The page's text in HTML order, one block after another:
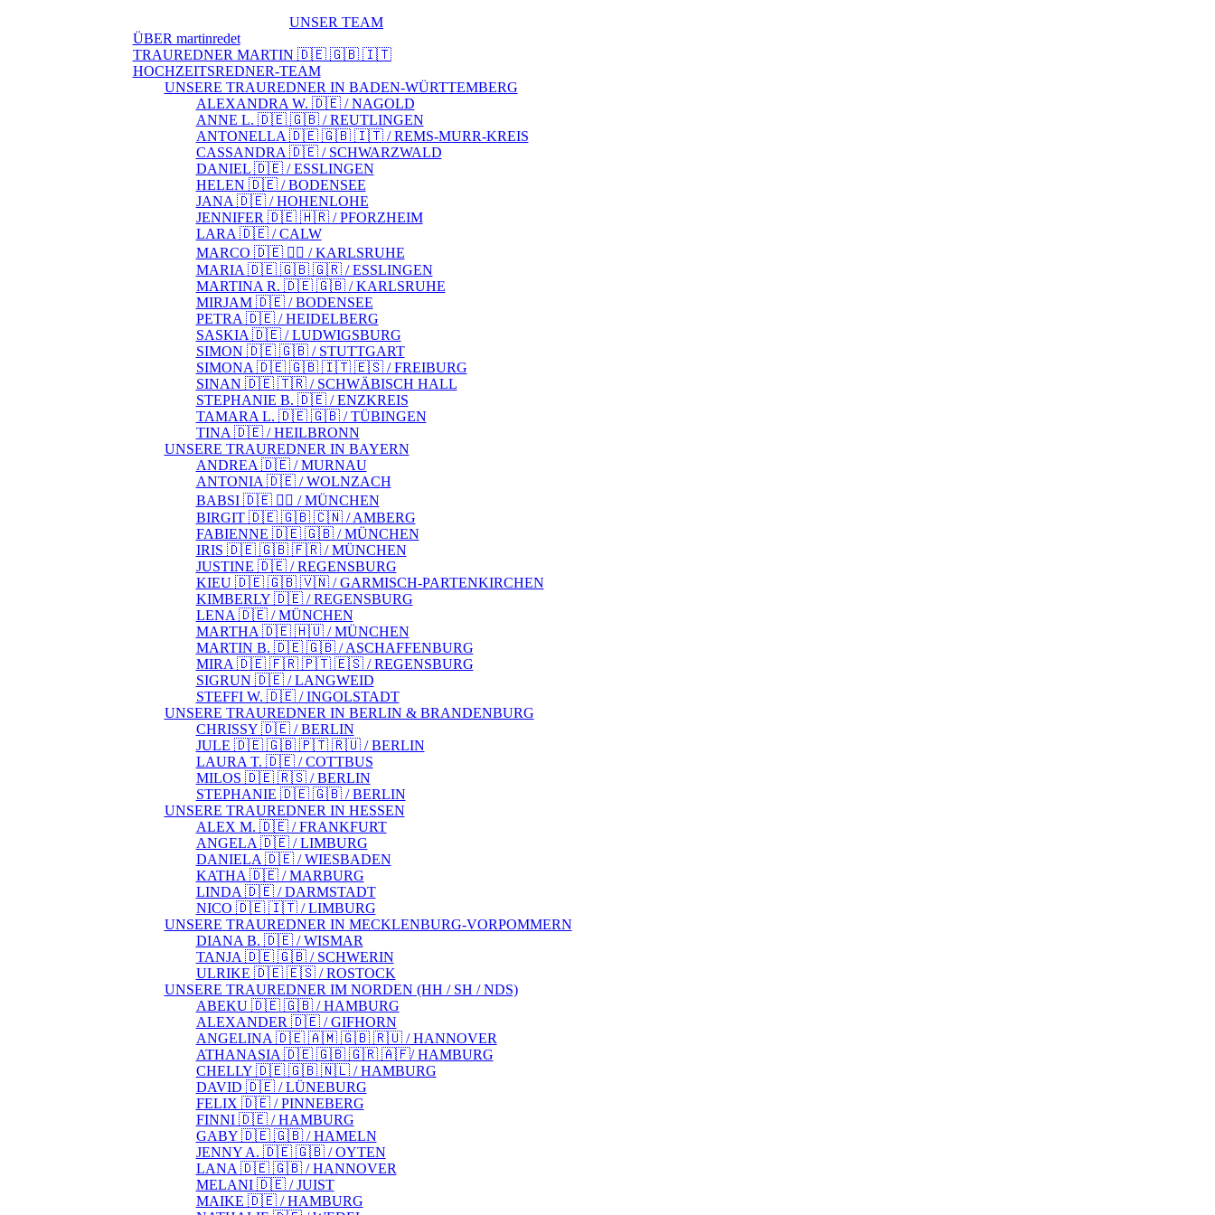
UNSER TEAM
ÜBER martinredet
TRAUREDNER MARTIN 🇩🇪 🇬🇧 🇮🇹
HOCHZEITSREDNER-TEAM
UNSERE TRAUREDNER IN BADEN-WÜRTTEMBERG
ALEXANDRA W. 🇩🇪 / NAGOLD
ANNE L. 🇩🇪 🇬🇧 / REUTLINGEN
ANTONELLA 🇩🇪 🇬🇧 🇮🇹 / REMS-MURR-KREIS
CASSANDRA 🇩🇪 / SCHWARZWALD
DANIEL 🇩🇪 / ESSLINGEN
HELEN 🇩🇪 / BODENSEE
JANA 🇩🇪 / HOHENLOHE
JENNIFER 🇩🇪 🇭🇷 / PFORZHEIM
LARA 🇩🇪 / CALW
MARCO 🇩🇪 🏳️‍🌈 / KARLSRUHE
MARIA 🇩🇪 🇬🇧 🇬🇷 / ESSLINGEN
MARTINA R. 🇩🇪 🇬🇧 / KARLSRUHE
MIRJAM 🇩🇪 / BODENSEE
PETRA 🇩🇪 / HEIDELBERG
SASKIA 🇩🇪 / LUDWIGSBURG
SIMON 🇩🇪 🇬🇧 / STUTTGART
SIMONA 🇩🇪 🇬🇧 🇮🇹 🇪🇸 / FREIBURG
SINAN 🇩🇪 🇹🇷 / SCHWÄBISCH HALL
STEPHANIE B. 🇩🇪 / ENZKREIS
TAMARA L. 🇩🇪 🇬🇧 / TÜBINGEN
TINA 🇩🇪 / HEILBRONN
UNSERE TRAUREDNER IN BAYERN
ANDREA 🇩🇪 / MURNAU
ANTONIA 🇩🇪 / WOLNZACH
BABSI 🇩🇪 🏳️‍🌈 / MÜNCHEN
BIRGIT 🇩🇪 🇬🇧 🇨🇳 / AMBERG
FABIENNE 🇩🇪 🇬🇧 / MÜNCHEN
IRIS 🇩🇪 🇬🇧 🇫🇷 / MÜNCHEN
JUSTINE 🇩🇪 / REGENSBURG
KIEU 🇩🇪 🇬🇧 🇻🇳 / GARMISCH-PARTENKIRCHEN
KIMBERLY 🇩🇪 / REGENSBURG
LENA 🇩🇪 / MÜNCHEN
MARTHA 🇩🇪 🇭🇺 / MÜNCHEN
MARTIN B. 🇩🇪 🇬🇧 / ASCHAFFENBURG
MIRA 🇩🇪 🇫🇷 🇵🇹 🇪🇸 / REGENSBURG
SIGRUN 🇩🇪 / LANGWEID
STEFFI W. 🇩🇪 / INGOLSTADT
UNSERE TRAUREDNER IN BERLIN & BRANDENBURG
CHRISSY 🇩🇪 / BERLIN
JULE 🇩🇪 🇬🇧 🇵🇹 🇷🇺 / BERLIN
LAURA T. 🇩🇪 / COTTBUS
MILOS 🇩🇪 🇷🇸 / BERLIN
STEPHANIE 🇩🇪 🇬🇧 / BERLIN
UNSERE TRAUREDNER IN HESSEN
ALEX M. 🇩🇪 / FRANKFURT
ANGELA 🇩🇪 / LIMBURG
DANIELA 🇩🇪 / WIESBADEN
KATHA 🇩🇪 / MARBURG
LINDA 🇩🇪 / DARMSTADT
NICO 🇩🇪 🇮🇹 / LIMBURG
UNSERE TRAUREDNER IN MECKLENBURG-VORPOMMERN
DIANA B. 🇩🇪 / WISMAR
TANJA 🇩🇪 🇬🇧 / SCHWERIN
ULRIKE 🇩🇪 🇪🇸 / ROSTOCK
UNSERE TRAUREDNER IM NORDEN (HH / SH / NDS)
ABEKU 🇩🇪 🇬🇧 / HAMBURG
ALEXANDER 🇩🇪 / GIFHORN
ANGELINA 🇩🇪 🇦🇲 🇬🇧 🇷🇺 / HANNOVER
ATHANASIA 🇩🇪 🇬🇧 🇬🇷 🇦🇫/ HAMBURG
CHELLY 🇩🇪 🇬🇧 🇳🇱 / HAMBURG
DAVID 🇩🇪 / LÜNEBURG
FELIX 🇩🇪 / PINNEBERG
FINNI 🇩🇪 / HAMBURG
GABY 🇩🇪 🇬🇧 / HAMELN
JENNY A. 🇩🇪 🇬🇧 / OYTEN
LANA 🇩🇪 🇬🇧 / HANNOVER
MELANI 🇩🇪 / JUIST
MAIKE 🇩🇪 / HAMBURG